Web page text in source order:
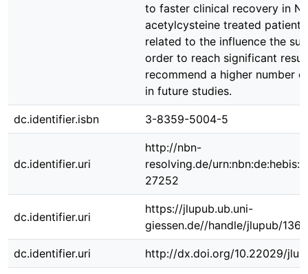
to faster clinical recovery in N-
acetylcysteine treated
related to the influence the
order to reach significant
recommend a higher number
in future studies.
dc.identifier.isbn 3-8359-5004-5
dc.identifier.uri
http://nbn-
resolving.de/
27252
dc.identifier.uri
https://jlupub.ub.uni-
giessen.de//handle/jlupub/
dc.identifier.uri http://dx.doi.org/10.22029/